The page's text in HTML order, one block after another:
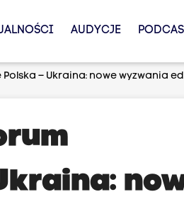
AUDYCJE
– Ukraina: nowe wyzwania